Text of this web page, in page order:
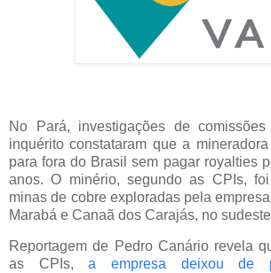
No Pará, investigações de
inquérito constataram que a
para fora do Brasil sem pagar royalties
anos. O minério, segundo as CPIs,
minas de cobre exploradas pela
Marabá e Canaã dos Carajás, no
Reportagem de Pedro Canário revela
as CPIs,
a empresa deixou de